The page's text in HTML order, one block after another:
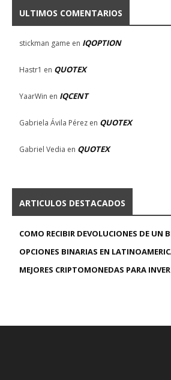
ULTIMOS COMENTARIOS
stickman game en IQOPTION
Hastr1 en QUOTEX
YaarWin en IQCENT
Gabriela Ávila Pérez en QUOTEX
Gabriel Vedia en QUOTEX
ARTICULOS DESTACADOS
COMO RECIBIR DEVOLUCIONES DE UN
OPCIONES BINARIAS EN
MEJORES CRIPTOMONEDAS PARA